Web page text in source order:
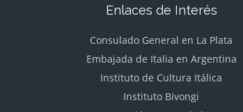
Enlaces de Interés
Consulado General en La Plata
Embajada de Italia en Argentina
Instituto de Cultura Itálica
Instituto Bivongi